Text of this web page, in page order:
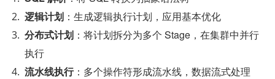
逻辑计划 ：生成逻辑执行计划，应用基本优化
分布式计划 ：将计划拆分为多个 Stage，在集群中并行
执行
流水线执行：多个操作符形成流水线，数据流式处理